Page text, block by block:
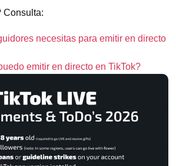
Consulta:
necesitas para emitir en directo
emitir en directo en TikTok?